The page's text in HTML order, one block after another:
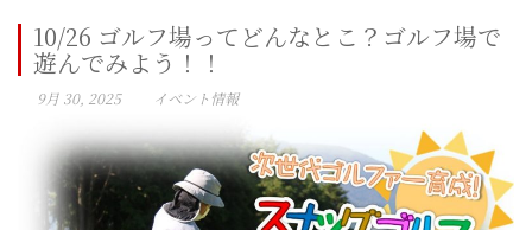
10/26 ゴルフ場ってどんなとこ？ゴルフ場で
遊んでみよう！！
9月 30, 2025 イベント情報